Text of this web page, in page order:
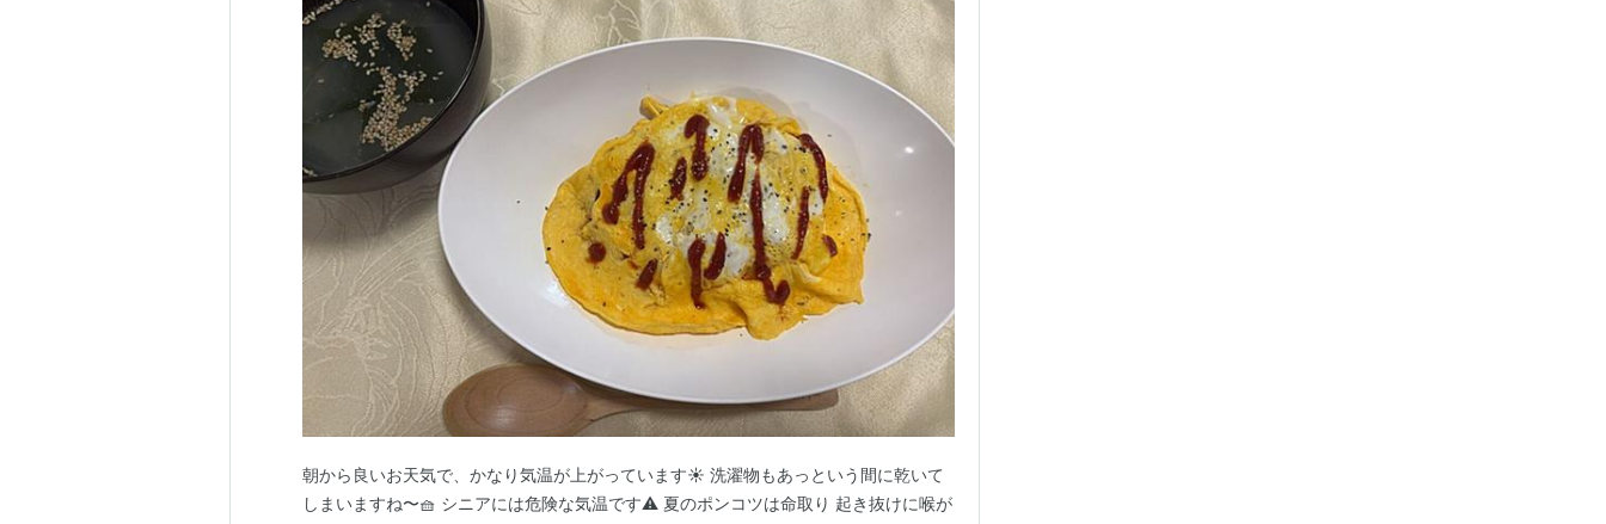
朝から良いお天気で、かなり気温が上がっています☀️ 洗濯物もあっという間に乾いて
しまいますね〜🧺 シニアには危険な気温です⚠️ 夏のポンコツは命取り 起き抜けに喉が